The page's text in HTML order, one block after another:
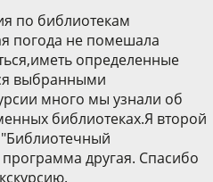
по библиотекам
погода не помешала
определенные
выбранными
много мы узнали об
библиотеках.Я второй
"Библиотечный
другая. Спасибо